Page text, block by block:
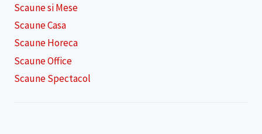
Scaune si Mese
Scaune Casa
Scaune Horeca
Scaune Office
Scaune Spectacol